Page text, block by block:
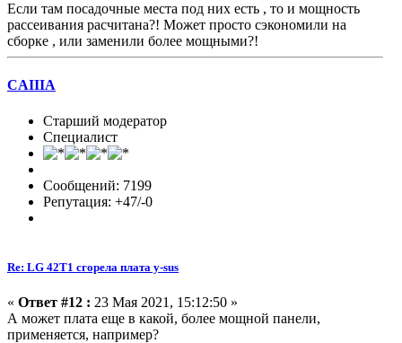
Если там посадочные места под них есть , то и мощность
рассеивания расчитана?! Может просто сэкономили на
сборке , или заменили более мощными?!
CAIIIA
Старший модератор
Специалист
Сообщений: 7199
Репутация: +47/-0
Re: LG 42T1 сгорела плата y-sus
« Ответ #12 : 23 Мая 2021, 15:12:50 »
А может плата еще в какой, более мощной панели,
применяется, например?